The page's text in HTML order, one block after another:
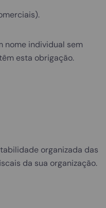
nome individual sem
esta obrigação.
organizada das
da sua organização.